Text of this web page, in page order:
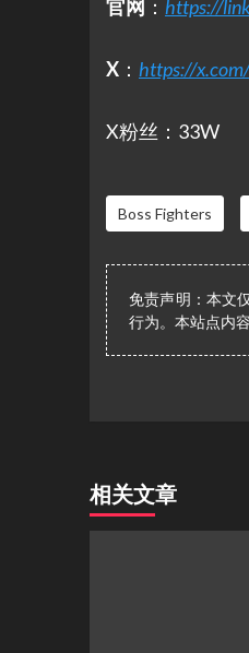
官网 ： https://
X ： https://
X粉丝：33W
Boss Fighters
免责声明：本文
行为。本站点内
相关文章